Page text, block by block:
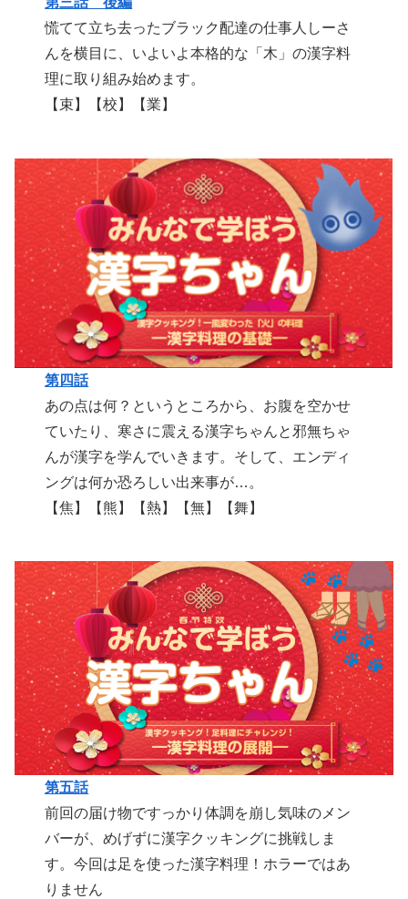
慌てて立ち去ったブラック配達の仕事人しーさ
んを横目に、いよいよ本格的な「木」の漢字料
理に取り組み始めます。
【束】【校】【業】
第四話
あの点は何？というところから、お腹を空かせ
ていたり、寒さに震える漢字ちゃんと邪無ちゃ
んが漢字を学んでいきます。そして、エンディ
ングは何か恐ろしい出来事が…。
【焦】【熊】【熱】【無】【舞】
第五話
前回の届け物ですっかり体調を崩し気味のメン
バーが、めげずに漢字クッキングに挑戦しま
す。今回は足を使った漢字料理！ホラーではあ
りません